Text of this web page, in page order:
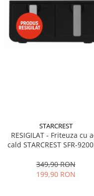
STARCREST
RESIGILAT - Friteuza cu
cald STARCREST SFR-
Termostat 80 - 200 °C, 8
programe predefinite,
349,90 RON
199,90 RON